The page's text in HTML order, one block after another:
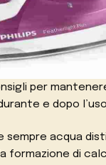
per
e dopo
sempre acqua
formazione di